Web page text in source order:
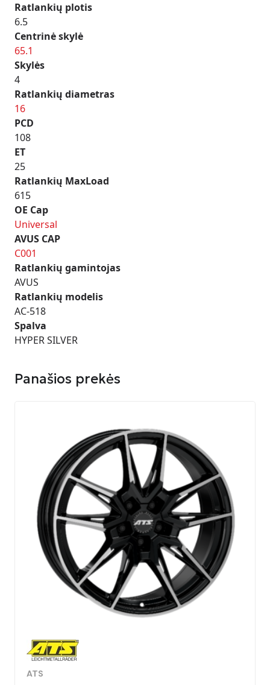
Ratlankių plotis
6.5
Centrinė skylė
65.1
Skylės
4
Ratlankių diametras
16
PCD
108
ET
25
Ratlankių MaxLoad
615
OE Cap
Universal
AVUS CAP
C001
Ratlankių gamintojas
AVUS
Ratlankių modelis
AC-518
Spalva
HYPER SILVER
Panašios prekės
ATS